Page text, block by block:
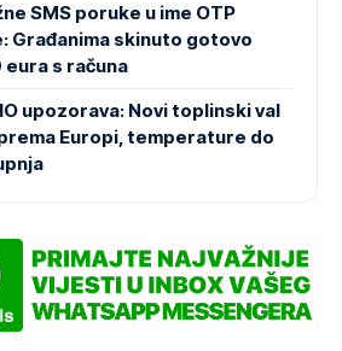
SMS poruke u ime OTP
Građanima skinuto gotovo
s računa
upozorava: Novi toplinski val
Europi, temperature do